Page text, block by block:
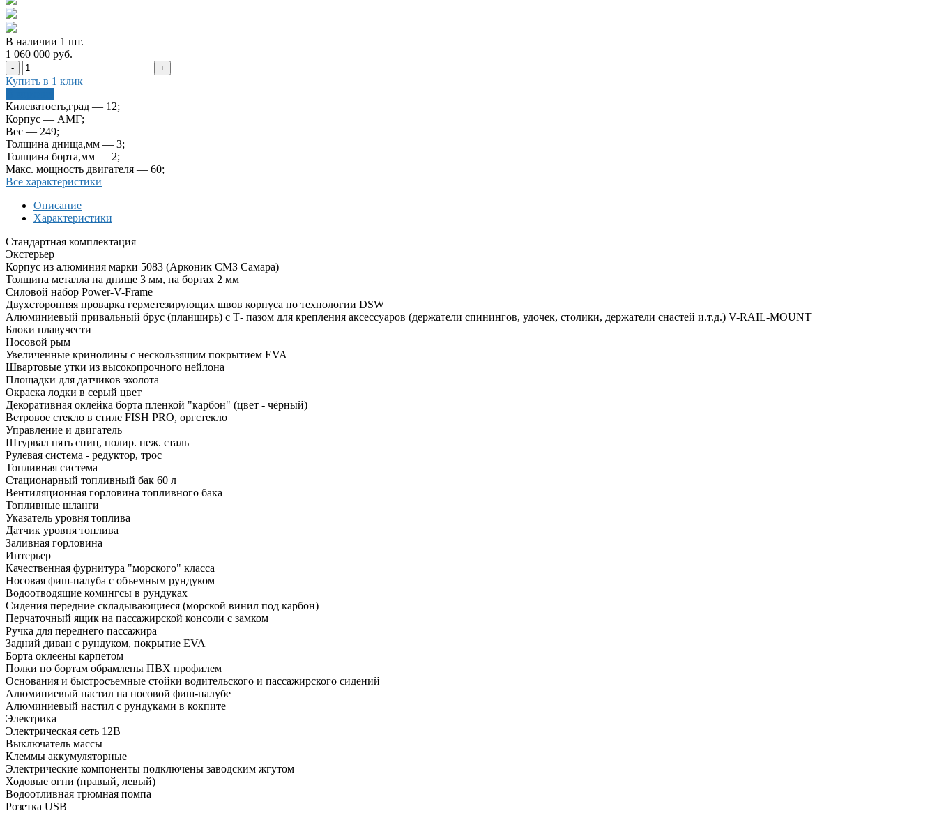
В наличии 1 шт.
1 060 000 руб.
- +
Купить в 1 клик
Килеватость,град — 12;
Корпус — АМГ;
Вес — 249;
Толщина днища,мм — 3;
Толщина борта,мм — 2;
Макс. мощность двигателя — 60;
Все характеристики
Описание
Характеристики
Стандартная комплектация
Экстерьер
Корпус из алюминия марки 5083 (Арконик СМЗ Самара)
Толщина металла на днище 3 мм, на бортах 2 мм
Силовой набор Power-V-Frame
Двухсторонняя проварка герметезирующих швов корпуса по технологии DSW
Алюминиевый привальный брус (планширь) с Т- пазом для крепления аксессуаров (держатели спинингов, удочек, столики, держатели снастей и.т.д.) V-RAIL-MOUNT
Блоки плавучести
Носовой рым
Увеличенные кринолины с нескользящим покрытием EVA
Швартовые утки из высокопрочного нейлона
Площадки для датчиков эхолота
Окраска лодки в серый цвет
Декоративная оклейка борта пленкой "карбон" (цвет - чёрный)
Ветровое стекло в стиле FISH PRO, оргстекло
Управление и двигатель
Штурвал пять спиц, полир. неж. сталь
Рулевая система - редуктор, трос
Топливная система
Стационарный топливный бак 60 л
Вентиляционная горловина топливного бака
Топливные шланги
Указатель уровня топлива
Датчик уровня топлива
Заливная горловина
Интерьер
Качественная фурнитура "морского" класса
Носовая фиш-палуба с объемным рундуком
Водоотводящие комингсы в рундуках
Сидения передние складывающиеся (морской винил под карбон)
Перчаточный ящик на пассажирской консоли с замком
Ручка для переднего пассажира
Задний диван с рундуком, покрытие EVA
Борта оклеены карпетом
Полки по бортам обрамлены ПВХ профилем
Основания и быстросъемные стойки водительского и пассажирского сидений
Алюминиевый настил на носовой фиш-палубе
Алюминиевый настил с рундуками в кокпите
Электрика
Электрическая сеть 12В
Выключатель массы
Клеммы аккумуляторные
Электрические компоненты подключены заводским жгутом
Ходовые огни (правый, левый)
Водоотливная трюмная помпа
Розетка USB